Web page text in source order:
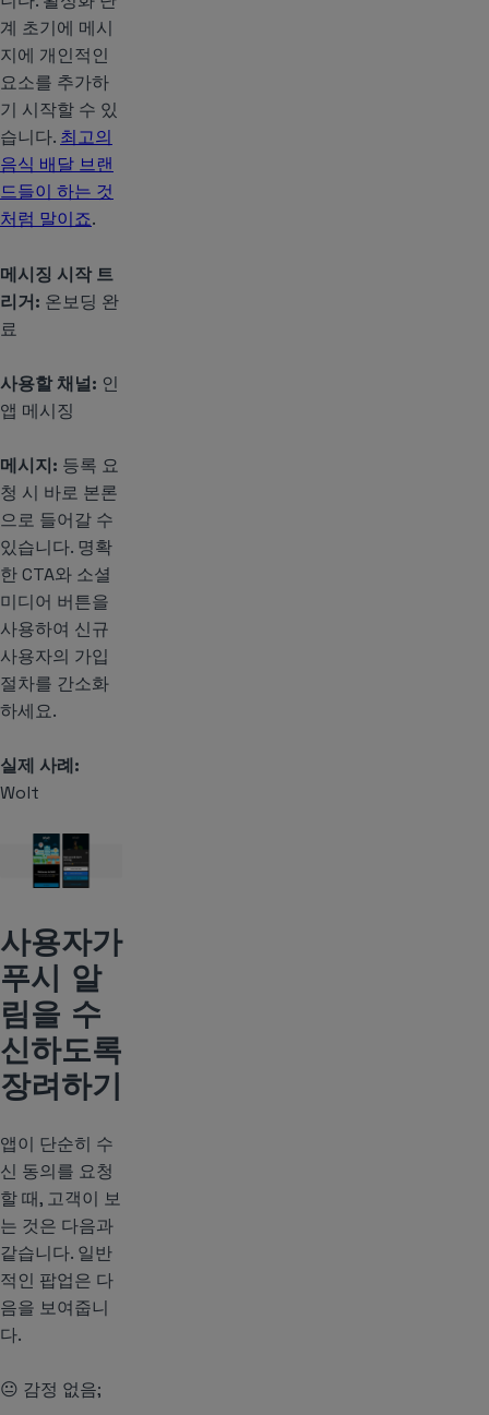
계 초기에 메시
지에 개인적인
요소를 추가하
기 시작할 수 있
습니다. 최고의
음식 배달 브랜
드들이 하는 것
처럼 말이죠.
메시징 시작 트
리거: 온보딩 완
료
사용할 채널: 인
앱 메시징
메시지: 등록 요
청 시 바로 본론
으로 들어갈 수
있습니다. 명확
한 CTA와 소셜
미디어 버튼을
사용하여 신규
사용자의 가입
절차를 간소화
하세요.
실제 사례:
Wolt
사용자가
푸시 알
림을 수
신하도록
장려하기
앱이 단순히 수
신 동의를 요청
할 때, 고객이 보
는 것은 다음과
같습니다. 일반
적인 팝업은 다
음을 보여줍니
다.
😐 감정 없음;